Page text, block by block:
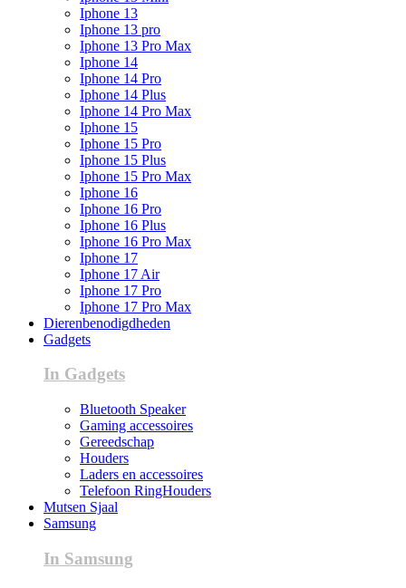
Iphone 13
Iphone 13 pro
Iphone 13 Pro Max
Iphone 14
Iphone 14 Pro
Iphone 14 Plus
Iphone 14 Pro Max
Iphone 15
Iphone 15 Pro
Iphone 15 Plus
Iphone 15 Pro Max
Iphone 16
Iphone 16 Pro
Iphone 16 Plus
Iphone 16 Pro Max
Iphone 17
Iphone 17 Air
Iphone 17 Pro
Iphone 17 Pro Max
Dierenbenodigdheden
Gadgets
In Gadgets
Bluetooth Speaker
Gaming accessoires
Gereedschap
Houders
Laders en accessoires
Telefoon RingHouders
Mutsen Sjaal
Samsung
In Samsung